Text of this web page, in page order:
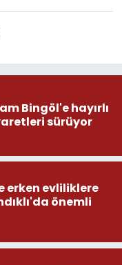
Bingöl'e hayırlı
sürüyor
erken evliliklere
önemli